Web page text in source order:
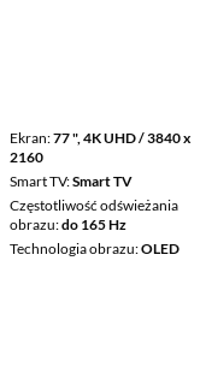
Ekran 77 ", 4K UHD / 3840 x
2160
Smart TV Smart TV
Częstotliwość odświeżania
obrazu do 165 Hz
Technologia obrazu OLED